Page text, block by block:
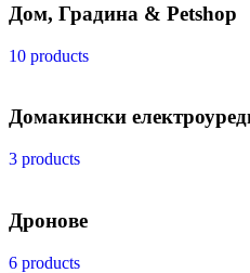
Дом, Градина & Petshop
10 products
Домакински
3 products
Дронове
6 products